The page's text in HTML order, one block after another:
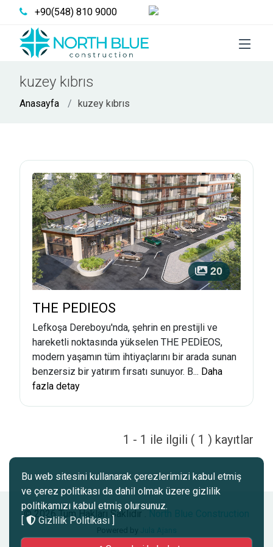
+90(548) 810 9000
kuzey kıbrıs
Anasayfa kuzey kıbrıs
20
THE PEDIEOS
Lefkoşa Dereboyu'nda, şehrin en prestijli ve
hareketli noktasında yükselen THE PEDİEOS,
modern yaşamın tüm ihtiyaçlarını bir arada sunan
benzersiz bir yatırım fırsatı sunuyor. B... Daha
fazla detay
1 - 1 ile ilgili ( 1 ) kayıtlar
© 2026 Tüm Hakları Saklıdır .
Powered by
Bu web sitesini kullanarak çerezlerimizi kabul etmiş
ve çerez politikası da dahil olmak üzere gizlilik
politikamızı kabul etmiş olursunuz.
[
Gizlilik Politikası]